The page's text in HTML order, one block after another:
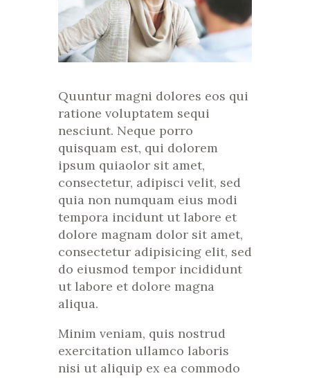
Quuntur magni dolores eos qui
ratione voluptatem sequi
nesciunt. Neque porro
quisquam est, qui dolorem
ipsum quiaolor sit amet,
consectetur, adipisci velit, sed
quia non numquam eius modi
tempora incidunt ut labore et
dolore magnam dolor sit amet,
consectetur adipisicing elit, sed
do eiusmod tempor incididunt
ut labore et dolore magna
aliqua.
Minim veniam, quis nostrud
exercitation ullamco laboris
nisi ut aliquip ex ea commodo